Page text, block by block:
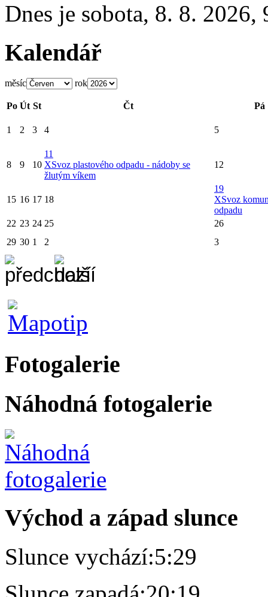
Dnes je sobota, 8. 8. 2026,
Kalendář
měsíc rok
Po Út St Čt Pá
1 2 3 4 5
8 9 10
11
XSvoz plastového odpadu - nádoby se
žlutým víkem
12
15 16 17 18
19
XSvoz
odpadu
22 23 24 25
26
29 30 1 2 3
Fotogalerie
Náhodná fotogalerie
Východ a západ slunce
Slunce vychází:5:29